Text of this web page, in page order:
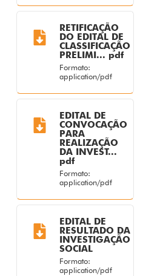
RETIFICAÇÃO
DO EDITAL DE
CLASSIFICAÇÃO
PRELIMI... pdf
Formato:
application/pdf
EDITAL DE
CONVOCAÇÃO
PARA
REALIZAÇÃO
DA INVEST...
pdf
Formato:
application/pdf
EDITAL DE
RESULTADO DA
INVESTIGAÇÃO
SOCIAL
Formato:
application/pdf